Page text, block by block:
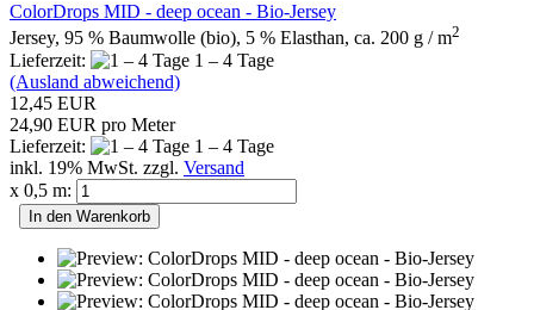
ColorDrops MID - deep ocean - Bio-Jersey
Jersey, 95 % Baumwolle (bio), 5 % Elasthan, ca. 200 g / m2
Lieferzeit:
1 – 4 Tage
(Ausland abweichend)
12,45 EUR
24,90 EUR pro Meter
Lieferzeit:
1 – 4 Tage
inkl. 19% MwSt. zzgl. Versand
x 0,5 m:
In den Warenkorb